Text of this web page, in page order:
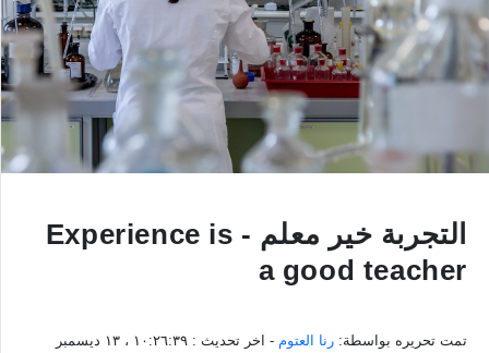
التجربة خير معلم - Experience is
a good teacher
تمت تحريره بواسطة: رنا العتوم - اخر تحديث :
١٠:٢٦:٣٩ ، ١٣ ديسمبر